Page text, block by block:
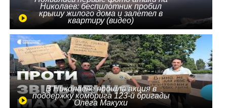
Николаев: беспилотник пробил
крышу жилого дома и залетел в
квартиру (видео)
В Николаеве прошла акция в
поддержку комбрига 123-й бригады
Олега Макухи